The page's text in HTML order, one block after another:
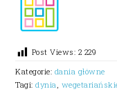
Post Views: 2 229
Kategorie: dania główne
Tagi:dynia